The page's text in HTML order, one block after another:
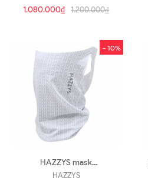
1.080.000₫ 1.200.000₫
- 10%
HAZZYS mask
HUMU5E903OW
HAZZYS